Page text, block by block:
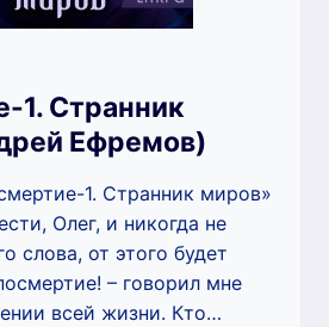
1. Странник
Ефремов)
1. Странник миров»
Олег, и никогда не
слова, от этого будет
– говорил мне
всей жизни. Кто…